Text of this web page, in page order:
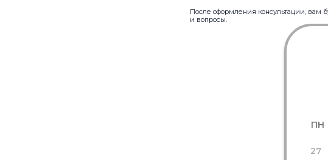
После оформления консультации, вам
и вопросы.
ПН
27